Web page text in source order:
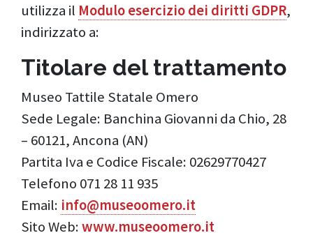
utilizza il Modulo esercizio dei diritti GDPR,
indirizzato a:
Titolare del trattamento
Museo Tattile Statale Omero
Sede Legale: Banchina Giovanni da Chio, 28
– 60121, Ancona (AN)
Partita Iva e Codice Fiscale: 02629770427
Telefono 071 28 11 935
Email: info@museoomero.it
Sito Web:www.museoomero.it